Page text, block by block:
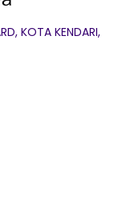
KOTA KENDARI,